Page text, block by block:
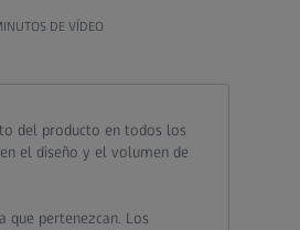
DE VÍDEO
del producto en todos los
el diseño y el volumen de
que pertenezcan. Los